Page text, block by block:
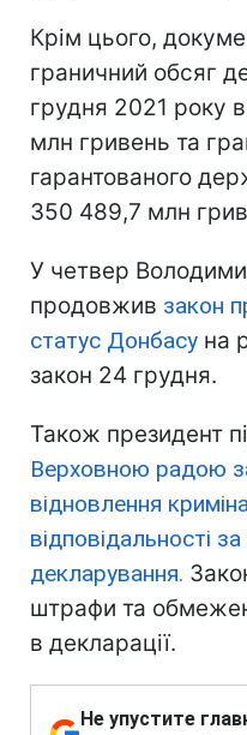
Крім цього,
граничний обсяг
грудня 2021 року
млн гривень та
гарантованого
350 489,7 млн
У четвер
продовжив закон
статус Донбасу на
закон 24 грудня.
Також президент
Верховною радою
відновлення
відповідальності
декларування.
штрафи та
в декларації.
Не упустите